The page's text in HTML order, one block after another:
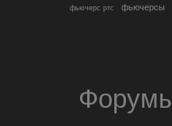
фьючерс ртс фьючерсы